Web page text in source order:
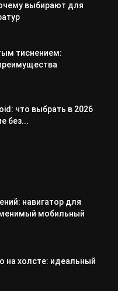
выбирают для
тиснением:
что выбрать в 2026
без...
навигатор для
мобильный
на холсте: идеальный